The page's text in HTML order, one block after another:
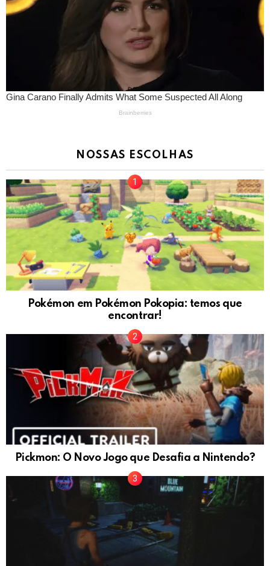
NOSSAS ESCOLHAS
Pokémon em Pokémon Pokopia: temos que
encontrar!
Pickmon: O Novo Jogo que Desafia a Nintendo?